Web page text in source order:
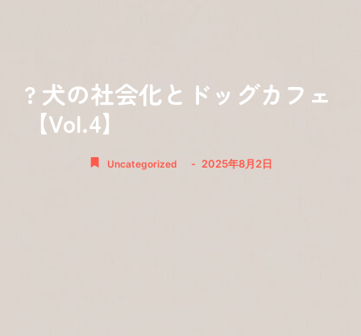
? 犬の社会化とドッグカフェ
【Vol.4】
Uncategorized - 2025年8月2日